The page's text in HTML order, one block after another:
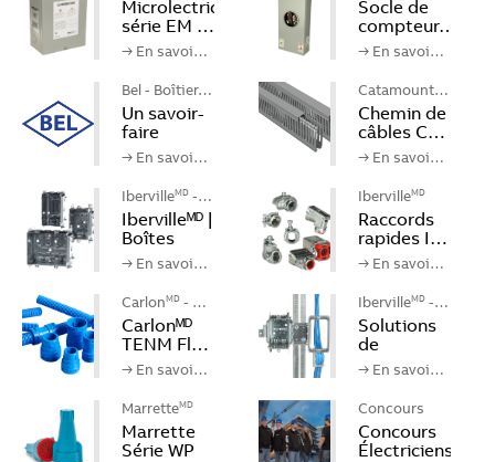
Microlectricᴹᴰ
série EM …
→ En savoi…
Socle de
compteur…
→ En savoi…
Bel - Boîtier…
Un savoir-
faire
loca…
→ En savoi…
Catamount…
Chemin de
câbles C…
→ En savoi…
IbervilleMD- …
Ibervilleᴹᴰ |
Boîtes
po…
→ En savoi…
IbervilleMD
Raccords
rapides I…
→ En savoi…
CarlonMD- S…
Carlonᴹᴰ
TENM Fl…
→ En savoi…
IbervilleMD- …
Solutions
de
suppo…
→ En savoi…
MarretteMD
Marrette
Série WP
Concours
Concours
Électriciens